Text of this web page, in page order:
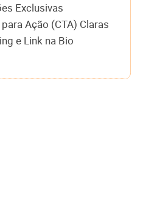
Exclusivas
Ação (CTA) Claras
e Link na Bio